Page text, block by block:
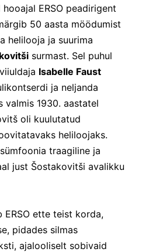
hooajal ERSO peadirigent
50 aasta möödumist
helilooja ja suurima
surmast. Sel puhul
Isabelle Faust
ja neljanda
valmis 1930. aastatel
oli kuulutatud
heliloojaks.
traagiline ja
just Šostakovitši avalikku
ERSO ette teist korda,
pidades silmas
ajalooliselt sobivaid